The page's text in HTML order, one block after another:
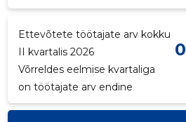
Ettevõtete töötajate arv kokku
II kvartalis 2026
0
Võrreldes eelmise kvartaliga
on töötajate arv endine